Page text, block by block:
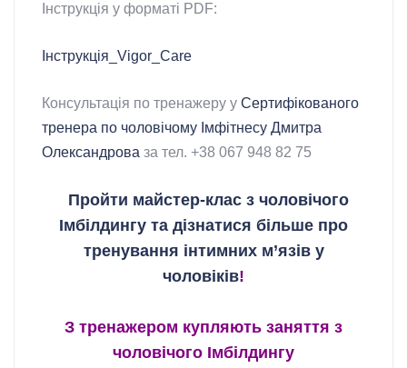
Інструкція у форматі PDF:
Інструкція_Vigor_Care
Консультація по тренажеру у Сертифікованого
тренера по чоловічому Імфітнесу Дмитра
Олександрова за тел. +38 067 948 82 75
Пройти майстер-клас з чоловічого
Імбілдингу та дізнатися більше про
тренування інтимних м’язів у
чоловіків!
З тренажером купляють заняття з
чоловічого Імбілдингу